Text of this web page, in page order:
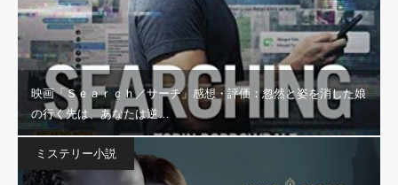
映画「Ｓｅａｒｃｈ／サーチ」感想・評価：忽然と姿を消した娘
の行く先は、あなたは逆…
ミステリー小説